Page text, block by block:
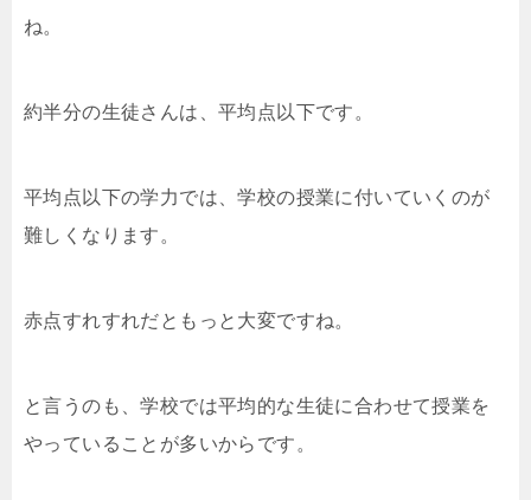
ね。
約半分の生徒さんは、平均点以下です。
平均点以下の学力では、学校の授業に付いていくのが
難しくなります。
赤点すれすれだともっと大変ですね。
と言うのも、学校では平均的な生徒に合わせて授業を
やっていることが多いからです。